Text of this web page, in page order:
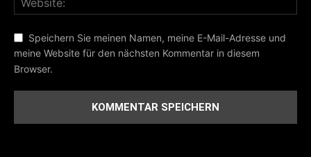
Speichern Sie meinen Namen, meine E-Mail-Adresse und
meine Website für den nächsten Kommentar in diesem
Browser.